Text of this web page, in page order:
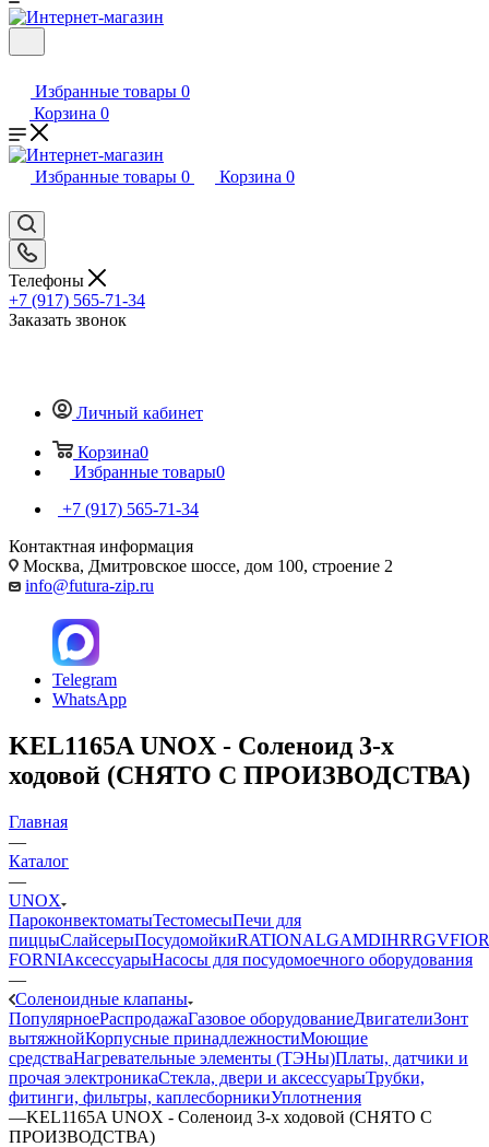
Избранные товары 0
Корзина 0
Избранные товары 0 Корзина 0
Телефоны
+7 (917) 565-71-34
Заказать звонок
Личный кабинет
Корзина0
Избранные товары0
+7 (917) 565-71-34
Контактная информация
Москва, Дмитровское шоссе, дом 100, строение 2
info@futura-zip.ru
Telegram
WhatsApp
KEL1165A UNOX - Соленоид 3-х
ходовой (СНЯТО С ПРОИЗВОДСТВА)
Главная
—
Каталог
—
UNOX
ПароконвектоматыТестомесыПечи для
пиццыСлайсерыПосудомойкиRATIONALGAMDIHRRGV
FORNIАксессуарыНасосы для посудомоечного оборудования
—
Соленоидные клапаны
ПопулярноеРаспродажаГазовое оборудованиеДвигателиЗонт
вытяжнойКорпусные принадлежностиМоющие
средстваНагревательные элементы (ТЭНы)Платы, датчики и
прочая электроникаСтекла, двери и аксессуарыТрубки,
фитинги, фильтры, каплесборникиУплотнения
—KEL1165A UNOX - Соленоид 3-х ходовой (СНЯТО С
ПРОИЗВОДСТВА)